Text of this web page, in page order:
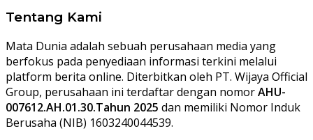
Tentang Kami
Mata Dunia adalah sebuah perusahaan media yang
berfokus pada penyediaan informasi terkini melalui
platform berita online. Diterbitkan oleh PT. Wijaya Official
Group, perusahaan ini terdaftar dengan nomorAHU-
007612.AH.01.30.Tahun 2025 dan memiliki Nomor Induk
Berusaha (NIB) 1603240044539.